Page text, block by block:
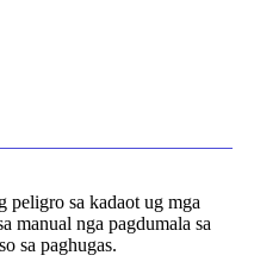
peligro sa kadaot ug mga
manual nga pagdumala sa
sa paghugas.